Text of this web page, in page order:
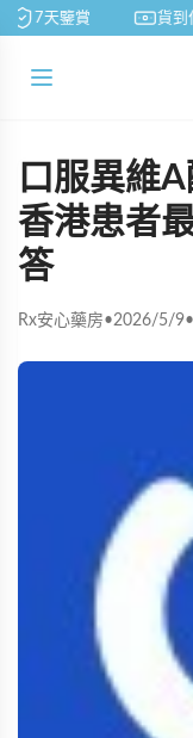
7天鑒賞 貨到付
口服異維
香港患者
答
Rx安心藥房•2026/5/9•